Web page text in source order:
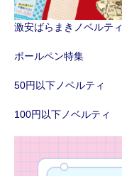
激安ばらまきノベルティ
ボールペン特集
50円以下ノベルティ
100円以下ノベルティ